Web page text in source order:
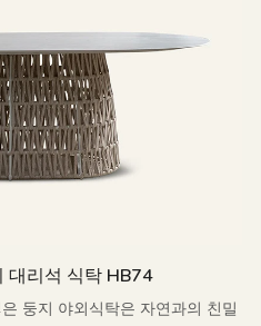
대리석 식탁 HB74
둥지 야외식탁은 자연과의 친밀